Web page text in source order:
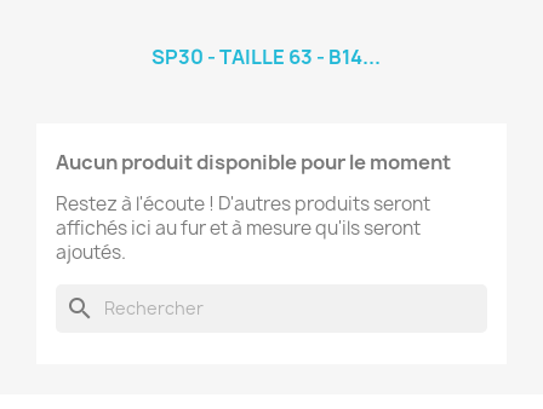
SP30 - TAILLE 63 - B14...
Aucun produit disponible pour le moment
Restez à l'écoute ! D'autres produits seront
affichés ici au fur et à mesure qu'ils seront
ajoutés.
search